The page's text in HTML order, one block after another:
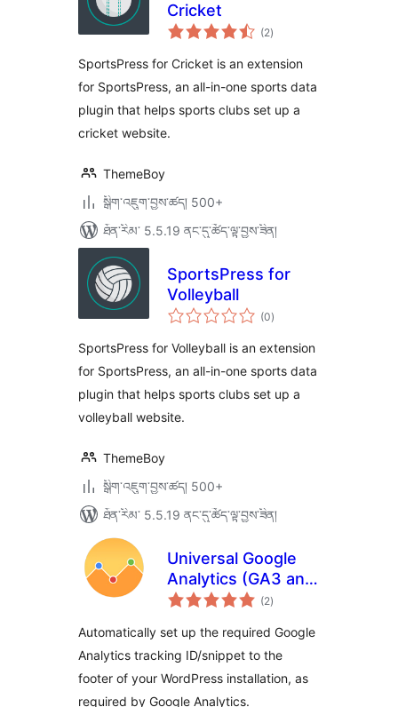
Cricket
(2གདེང་
འཇོག་
ཚང་།
)
SportsPress for Cricket is an extension
for SportsPress, an all-in-one sports data
plugin that helps sports clubs set up a
cricket website.
ThemeBoy
སྒྲིག་འཇུག་བྱས་ཚད། 500+
ཐོན་རིམ་ 5.5.19 ནང་དུ་ཚོད་ལྟ་བྱས་ཟིན།
SportsPress for
Volleyball
(0གདེང་
འཇོག་
ཚང་།
)
SportsPress for Volleyball is an extension
for SportsPress, an all-in-one sports data
plugin that helps sports clubs set up a
volleyball website.
ThemeBoy
སྒྲིག་འཇུག་བྱས་ཚད། 500+
ཐོན་རིམ་ 5.5.19 ནང་དུ་ཚོད་ལྟ་བྱས་ཟིན།
Universal Google
Analytics (GA3 and
GA4)
(2གདེང་
འཇོག་
ཚང་།
)
Automatically set up the required Google
Analytics tracking ID/snippet to the
footer of your WordPress installation, as
required by Google Analytics.